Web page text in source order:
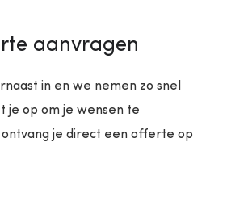
aanvragen
in en we nemen zo snel
je op om je wensen te
je direct een offerte op